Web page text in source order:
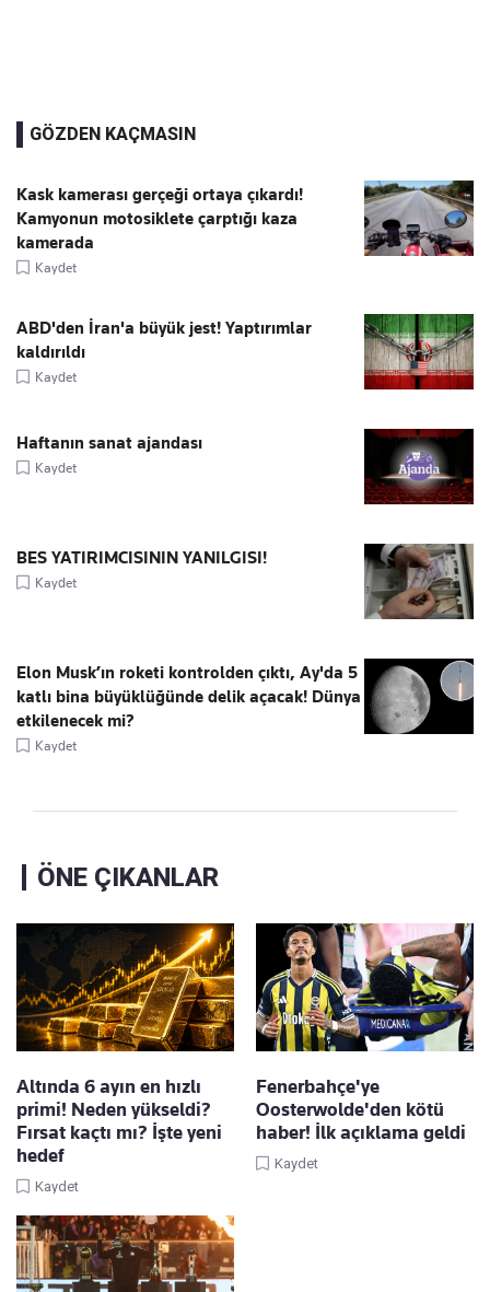
GÖZDEN KAÇMASIN
Kask kamerası gerçeği ortaya çıkardı!
Kamyonun motosiklete çarptığı kaza
kamerada
Kaydet
ABD'den İran'a büyük jest! Yaptırımlar
kaldırıldı
Kaydet
Haftanın sanat ajandası
Kaydet
BES YATIRIMCISININ YANILGISI!
Kaydet
Elon Musk’ın roketi kontrolden çıktı, Ay'da 5
katlı bina büyüklüğünde delik açacak! Dünya
etkilenecek mi?
Kaydet
ÖNE ÇIKANLAR
Altında 6 ayın en hızlı
primi! Neden yükseldi?
Fırsat kaçtı mı? İşte yeni
hedef
Kaydet
Fenerbahçe'ye
Oosterwolde'den kötü
haber! İlk açıklama geldi
Kaydet